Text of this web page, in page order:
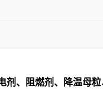
、阻燃剂、降温母